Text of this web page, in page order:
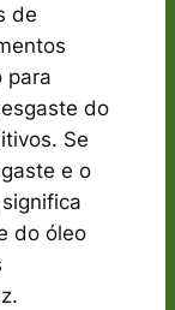
de
para
do
Se
e o
do óleo